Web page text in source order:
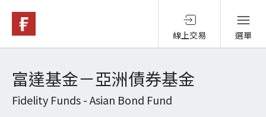
線上交易 選單
基金與配息
永續投資
富達基金－亞洲債券基金
Fidelity Funds - Asian Bond Fund